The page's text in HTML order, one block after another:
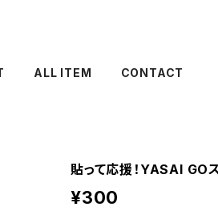
ALL ITEM CONTACT
貼って応援！YASAI GO
¥300